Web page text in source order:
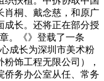
肖桐、戴念慈，和原广
成长。还将正在部分授
。《》登载了一条
成长为深圳市美术粉
饰工程无限公司），
侨务办公室从任、常务